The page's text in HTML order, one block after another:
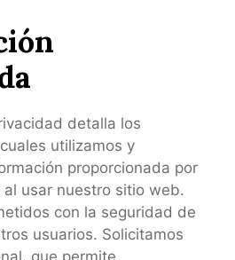
detalla los
utilizamos y
proporcionada por
usar nuestro sitio web.
con la seguridad de
usuarios. Solicitamos
que permite